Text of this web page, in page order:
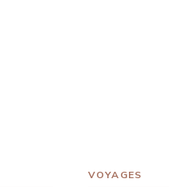
VOYAGES